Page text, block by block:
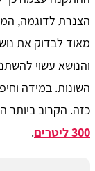
הצנרת לדוגמה,
מאוד לבדוק את
והנושא עשוי
כזה. הקרוב ביותר הוא 200 ליטרים ואילו הגדול
300 ליטרים
.